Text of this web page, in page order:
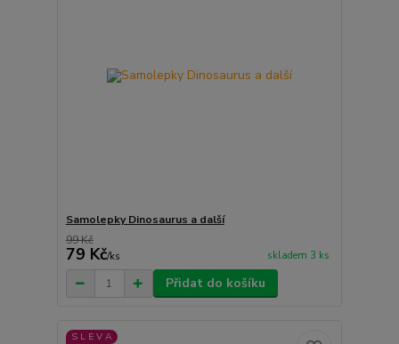
Samolepky Dinosaurus a další
99 Kč
79 Kč/ks skladem 3 ks
Přidat do košíku
S L E V A